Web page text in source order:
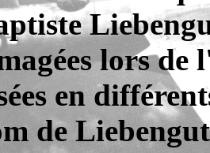
lors de
en
de